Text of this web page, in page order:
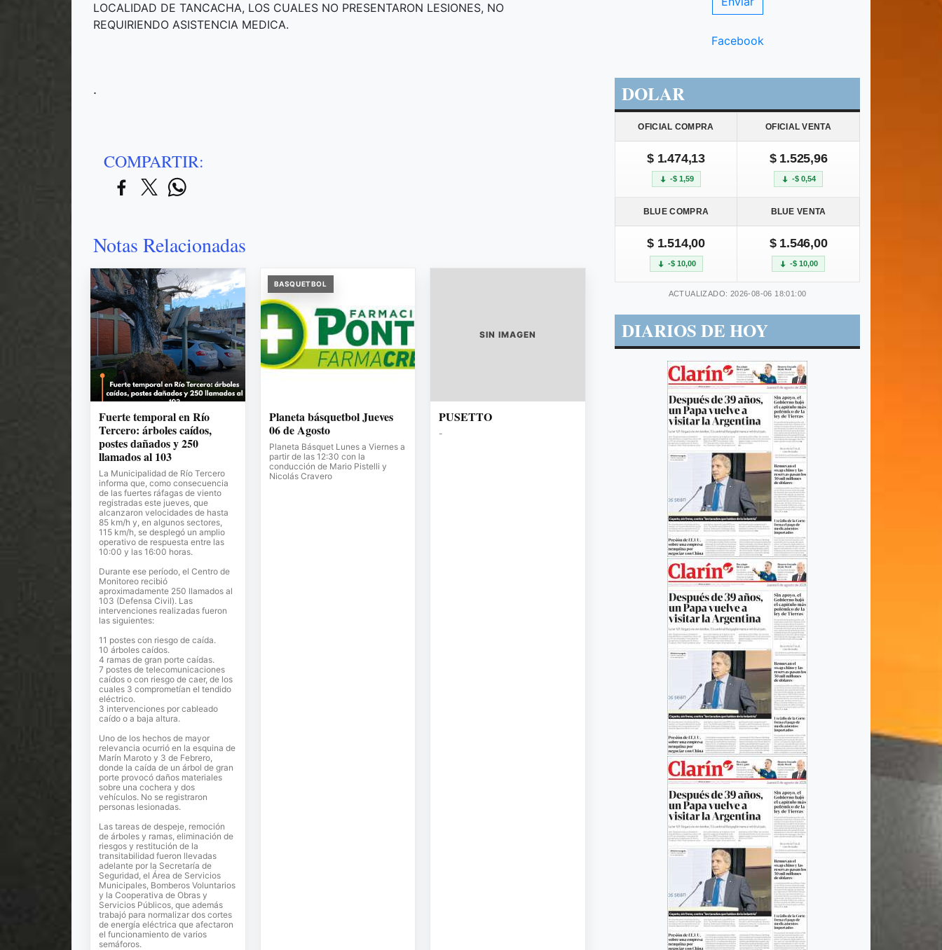
LOCALIDAD DE TANCACHA, LOS CUALES NO PRESENTARON LESIONES, NO
REQUIRIENDO ASISTENCIA MEDICA.
.
COMPARTIR:
Notas Relacionadas
Fuerte temporal en Río
Tercero: árboles caídos,
postes dañados y 250
llamados al 103
La Municipalidad de Río Tercero
informa que, como consecuencia
de las fuertes ráfagas de viento
registradas este jueves, que
alcanzaron velocidades de hasta
85 km/h y, en algunos sectores,
115 km/h, se desplegó un amplio
operativo de respuesta entre las
10:00 y las 16:00 horas.
Durante ese período, el Centro de
Monitoreo recibió
aproximadamente 250 llamados al
103 (Defensa Civil). Las
intervenciones realizadas fueron
las siguientes:
11 postes con riesgo de caída.
10 árboles caídos.
4 ramas de gran porte caídas.
7 postes de telecomunicaciones
caídos o con riesgo de caer, de los
cuales 3 comprometían el tendido
eléctrico.
3 intervenciones por cableado
caído o a baja altura.
Uno de los hechos de mayor
relevancia ocurrió en la esquina de
Marín Maroto y 3 de Febrero,
donde la caída de un árbol de gran
porte provocó daños materiales
sobre una cochera y dos
vehículos. No se registraron
personas lesionadas.
Las tareas de despeje, remoción
de árboles y ramas, eliminación de
riesgos y restitución de la
transitabilidad fueron llevadas
adelante por la Secretaría de
Seguridad, el Área de Servicios
Municipales, Bomberos Voluntarios
y la Cooperativa de Obras y
Servicios Públicos, que además
trabajó para normalizar dos cortes
de energía eléctrica que afectaron
el funcionamiento de varios
semáforos.
BASQUETBOL
Planeta básquetbol Jueves
06 de Agosto
Planeta Básquet Lunes a Viernes a
partir de las 12:30 con la
conducción de Mario Pistelli y
Nicolás Cravero
SIN IMAGEN
PUSETTO
-
Facebook
DOLAR
OFICIAL COMPRA OFICIAL VENTA
$ 1.474,13
-$ 1,59
$ 1.525,96
-$ 0,54
BLUE COMPRA BLUE VENTA
$ 1.514,00
-$ 10,00
$ 1.546,00
-$ 10,00
ACTUALIZADO: 2026-08-06 18:01:00
DIARIOS DE HOY